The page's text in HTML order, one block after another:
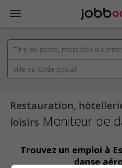
Restauration,
loisirs Moniteur de
Trouvez un emploi à
danse